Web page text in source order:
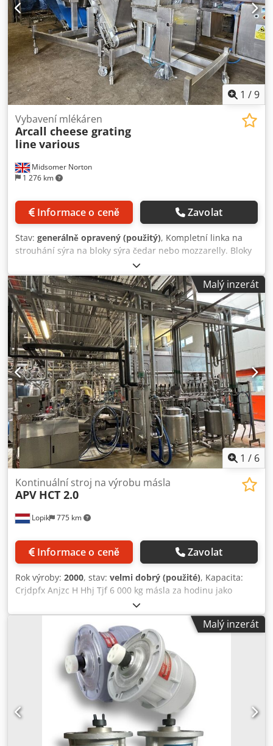
1 /9
Midsomer Norton
1 276 km
Vybavení mlékáren
Arcall cheese grating
line various
Informace o ceně Zavolat
Stav: generálně opravený (použitý), Kompletní linka na
strouhání sýra na bloky sýra čedar nebo mozzarelly. Bloky
sýra se nakrájejí na kostky a vloží do strouhacího zařízení,
poté se po dopravníku dávkují práškem a rozmělňují.
Crsdpsp T Tghefx An Tof Kráječ sýra Arcall, přenosový
dopravník, struhadlo Urschel CC, šikmý dopravník a
bubnový míchací buben. Lze vyrobit 1 000 kg strouhaného
sýra za hodinu. K lince na strouhaný sýr lze přidat systém
vážení do sáčků.
Malý inzerát
1 / 6
Lopik 775 km
Kontinuální stroj na výrobu másla
APV HCT 2.0
Informace o ceně Zavolat
Rok výroby: 2000, stav: velmi dobrý (použité), Kapacita:
Crjdpfx Anjzc H Hhj Tjf 6 000 kg másla za hodinu jako
výstup. 12 000 litrů smetany za hodinu jako vstup.
Malý inzerát